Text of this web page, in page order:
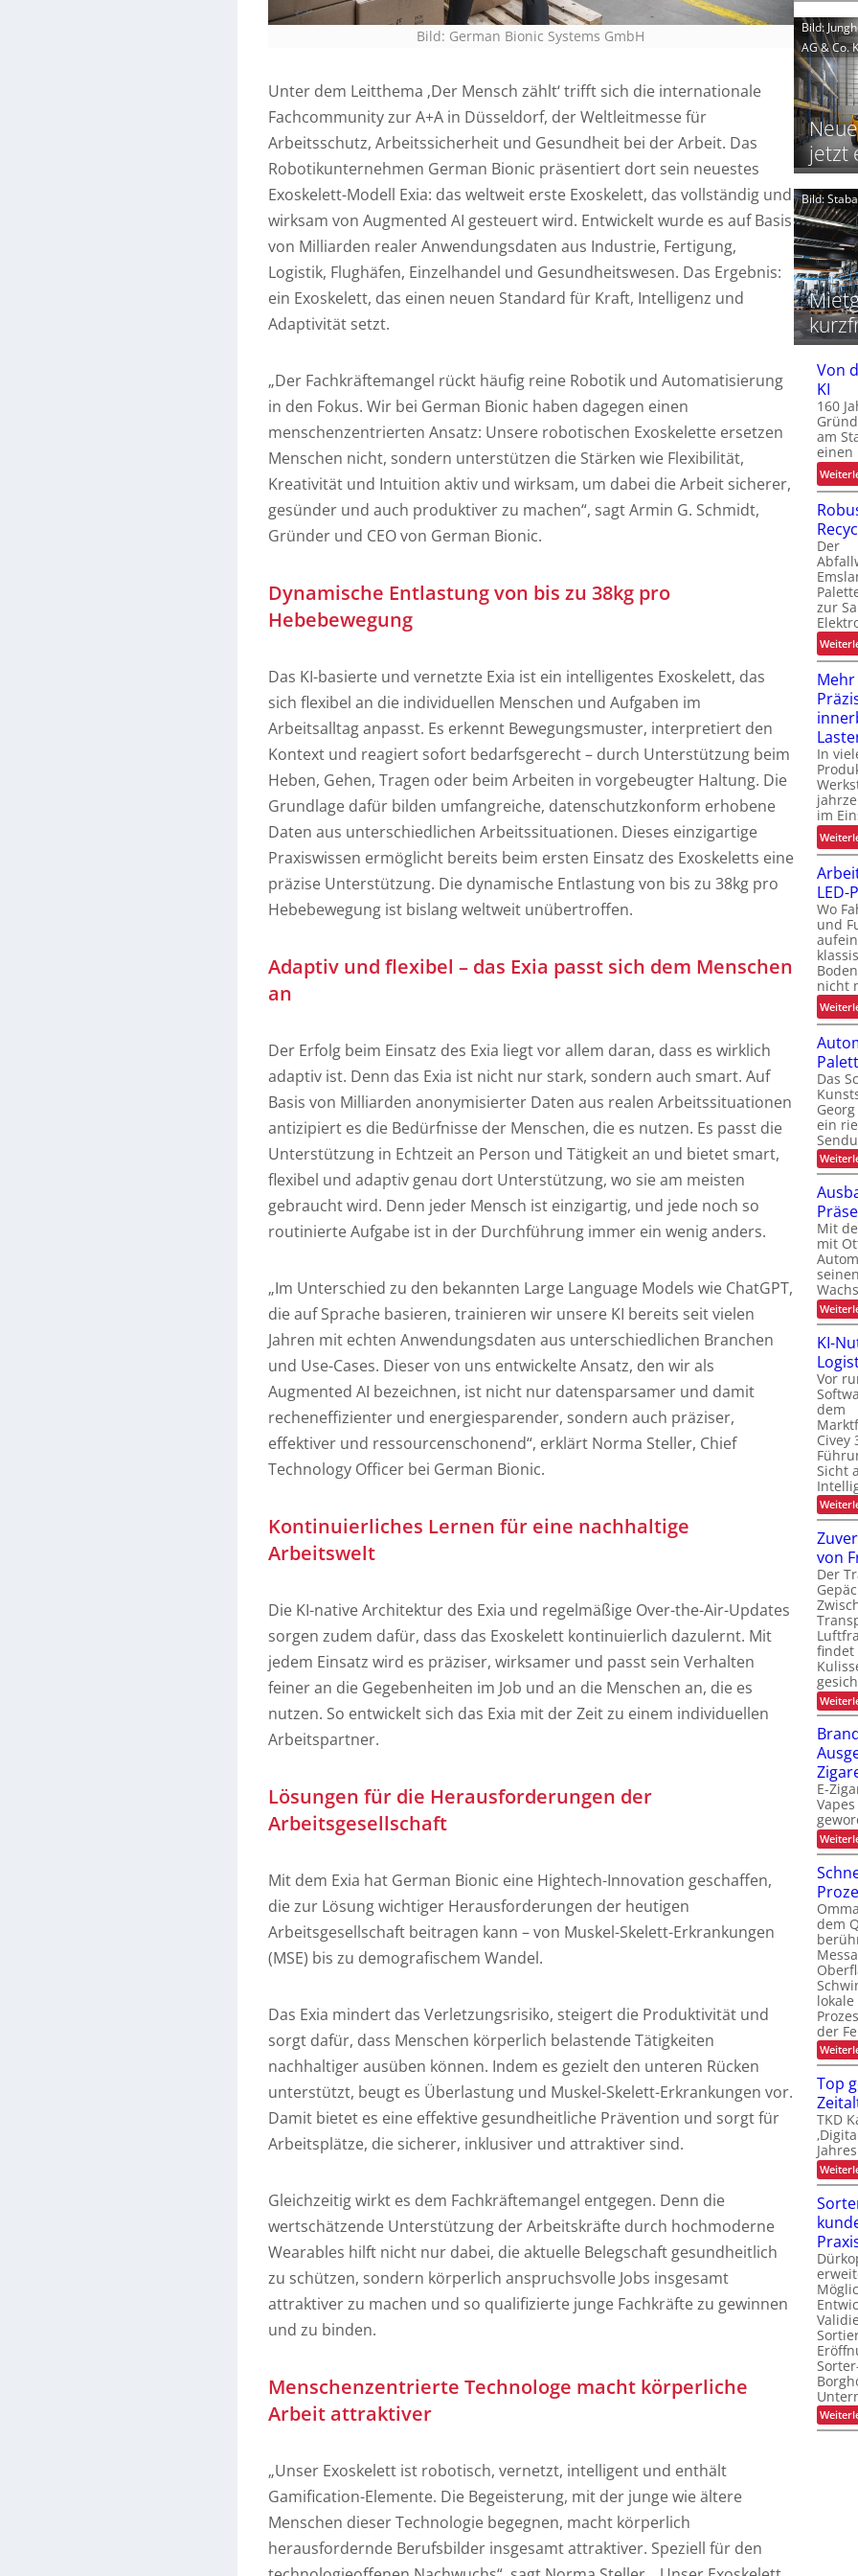
Bild: German Bionic Systems GmbH
Unter dem Leitthema ‚Der Mensch zählt‘ trifft sich die internationale
Fachcommunity zur A+A in Düsseldorf, der Weltleitmesse für
Arbeitsschutz, Arbeitssicherheit und Gesundheit bei der Arbeit. Das
Robotikunternehmen German Bionic präsentiert dort sein neuestes
Exoskelett-Modell Exia: das weltweit erste Exoskelett, das vollständig und
wirksam von Augmented AI gesteuert wird. Entwickelt wurde es auf Basis
von Milliarden realer Anwendungsdaten aus Industrie, Fertigung,
Logistik, Flughäfen, Einzelhandel und Gesundheitswesen. Das Ergebnis:
ein Exoskelett, das einen neuen Standard für Kraft, Intelligenz und
Adaptivität setzt.
„Der Fachkräftemangel rückt häufig reine Robotik und Automatisierung
in den Fokus. Wir bei German Bionic haben dagegen einen
menschenzentrierten Ansatz: Unsere robotischen Exoskelette ersetzen
Menschen nicht, sondern unterstützen die Stärken wie Flexibilität,
Kreativität und Intuition aktiv und wirksam, um dabei die Arbeit sicherer,
gesünder und auch produktiver zu machen“, sagt Armin G. Schmidt,
Gründer und CEO von German Bionic.
Dynamische Entlastung von bis zu 38kg pro
Hebebewegung
Das KI-basierte und vernetzte Exia ist ein intelligentes Exoskelett, das
sich flexibel an die individuellen Menschen und Aufgaben im
Arbeitsalltag anpasst. Es erkennt Bewegungsmuster, interpretiert den
Kontext und reagiert sofort bedarfsgerecht – durch Unterstützung beim
Heben, Gehen, Tragen oder beim Arbeiten in vorgebeugter Haltung. Die
Grundlage dafür bilden umfangreiche, datenschutzkonform erhobene
Daten aus unterschiedlichen Arbeitssituationen. Dieses einzigartige
Praxiswissen ermöglicht bereits beim ersten Einsatz des Exoskeletts eine
präzise Unterstützung. Die dynamische Entlastung von bis zu 38kg pro
Hebebewegung ist bislang weltweit unübertroffen.
Adaptiv und flexibel – das Exia passt sich dem Menschen
an
Der Erfolg beim Einsatz des Exia liegt vor allem daran, dass es wirklich
adaptiv ist. Denn das Exia ist nicht nur stark, sondern auch smart. Auf
Basis von Milliarden anonymisierter Daten aus realen Arbeitssituationen
antizipiert es die Bedürfnisse der Menschen, die es nutzen. Es passt die
Unterstützung in Echtzeit an Person und Tätigkeit an und bietet smart,
flexibel und adaptiv genau dort Unterstützung, wo sie am meisten
gebraucht wird. Denn jeder Mensch ist einzigartig, und jede noch so
routinierte Aufgabe ist in der Durchführung immer ein wenig anders.
„Im Unterschied zu den bekannten Large Language Models wie ChatGPT,
die auf Sprache basieren, trainieren wir unsere KI bereits seit vielen
Jahren mit echten Anwendungsdaten aus unterschiedlichen Branchen
und Use-Cases. Dieser von uns entwickelte Ansatz, den wir als
Augmented AI bezeichnen, ist nicht nur datensparsamer und damit
recheneffizienter und energiesparender, sondern auch präziser,
effektiver und ressourcenschonend“, erklärt Norma Steller, Chief
Technology Officer bei German Bionic.
Kontinuierliches Lernen für eine nachhaltige
Arbeitswelt
Die KI-native Architektur des Exia und regelmäßige Over-the-Air-Updates
sorgen zudem dafür, dass das Exoskelett kontinuierlich dazulernt. Mit
jedem Einsatz wird es präziser, wirksamer und passt sein Verhalten
feiner an die Gegebenheiten im Job und an die Menschen an, die es
nutzen. So entwickelt sich das Exia mit der Zeit zu einem individuellen
Arbeitspartner.
Lösungen für die Herausforderungen der
Arbeitsgesellschaft
Mit dem Exia hat German Bionic eine Hightech-Innovation geschaffen,
die zur Lösung wichtiger Herausforderungen der heutigen
Arbeitsgesellschaft beitragen kann – von Muskel-Skelett-Erkrankungen
(MSE) bis zu demografischem Wandel.
Das Exia mindert das Verletzungsrisiko, steigert die Produktivität und
sorgt dafür, dass Menschen körperlich belastende Tätigkeiten
nachhaltiger ausüben können. Indem es gezielt den unteren Rücken
unterstützt, beugt es Überlastung und Muskel-Skelett-Erkrankungen vor.
Damit bietet es eine effektive gesundheitliche Prävention und sorgt für
Arbeitsplätze, die sicherer, inklusiver und attraktiver sind.
Gleichzeitig wirkt es dem Fachkräftemangel entgegen. Denn die
wertschätzende Unterstützung der Arbeitskräfte durch hochmoderne
Wearables hilft nicht nur dabei, die aktuelle Belegschaft gesundheitlich
zu schützen, sondern körperlich anspruchsvolle Jobs insgesamt
attraktiver zu machen und so qualifizierte junge Fachkräfte zu gewinnen
und zu binden.
Menschenzentrierte Technologe macht körperliche
Arbeit attraktiver
„Unser Exoskelett ist robotisch, vernetzt, intelligent und enthält
Gamification-Elemente. Die Begeisterung, mit der junge wie ältere
Menschen dieser Technologie begegnen, macht körperlich
herausfordernde Berufsbilder insgesamt attraktiver. Speziell für den
r
c
t
s
t
f
f
l
l
r
i
s
t
i
z
i
t
t
t
t
i
s
i
r
r
I
t
l
i
s
t
i
Bild:
AG & Co.
jetzt
Bild:
Von
KI
160
am
einen
Der
zur
In
im
LED-
Wo
und
nicht
Das
ein
Mit
mit
KI-
Vor
dem
Civey
Sicht
von
Der
findet
E-
dem
lokale
der
Top
TKD